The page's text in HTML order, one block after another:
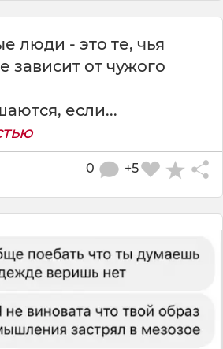
люди - это те, чья
зависит от чужого
если...
+5
0